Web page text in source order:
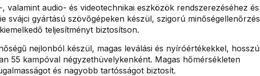
valamint audio- és videotechnikai eszközök rendszerezéséhez és
svájci gyártású szövőgépeken készül, szigorú minőségellenőrzés
teljesítményt biztosítson.
nejlonból készül, magas leválási és nyíróértékekkel, hosszú
55 kampóval négyzethüvelykenként. Magas hőmérsékleten
és nagyobb tartósságot biztosít.